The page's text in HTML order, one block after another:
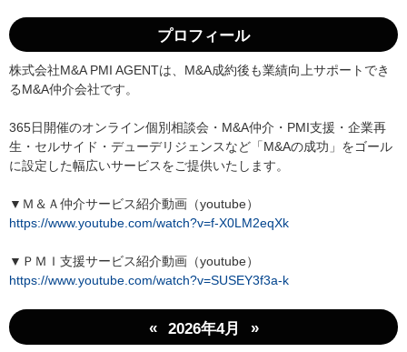
プロフィール
株式会社M&A PMI AGENTは、M&A成約後も業績向上サポートでき
るM&A仲介会社です。
365日開催のオンライン個別相談会・M&A仲介・PMI支援・企業再
生・セルサイド・デューデリジェンスなど「M&Aの成功」をゴール
に設定した幅広いサービスをご提供いたします。
▼Ｍ＆Ａ仲介サービス紹介動画（youtube）
https://www.youtube.com/watch?v=f-X0LM2eqXk
▼ＰＭＩ支援サービス紹介動画（youtube）
https://www.youtube.com/watch?v=SUSEY3f3a-k
« 2026年4月 »